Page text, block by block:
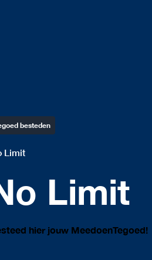
besteden
Limit
Limit
hier jouw MeedoenTegoed!